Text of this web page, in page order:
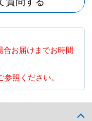
お届けまでお時間
参照ください。